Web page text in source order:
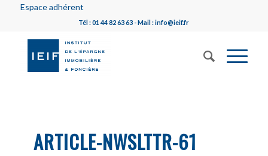
Espace adhérent
Tél : 01 44 82 63 63 - Mail : info@ieif.fr
ARTICLE-NWSLTTR-61